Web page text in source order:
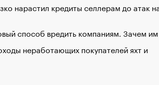
нарастил кредиты селлерам до атак
способ вредить компаниям. Зачем
неработающих покупателей яхт и